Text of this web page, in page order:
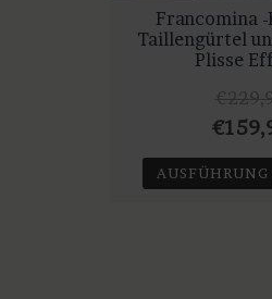
Francomina
Taillengürtel
Plisse
Preis
war:
€